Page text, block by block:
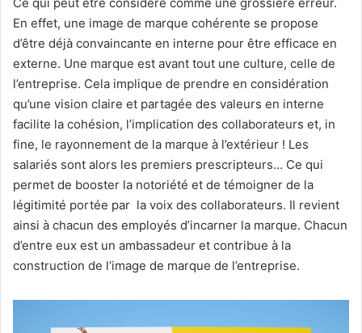
En effet, une image de marque cohérente se propose
d’être déjà convaincante en interne pour être efficace en
externe. Une marque est avant tout une culture, celle de
l’entreprise. Cela implique de prendre en considération
qu’une vision claire et partagée des valeurs en interne
facilite la cohésion, l’implication des collaborateurs et, in
fine, le rayonnement de la marque à l’extérieur ! Les
salariés sont alors les premiers prescripteurs… Ce qui
permet de booster la notoriété et de témoigner de la
légitimité portée par la voix des collaborateurs. Il revient
ainsi à chacun des employés d’incarner la marque. Chacun
d’entre eux est un ambassadeur et contribue à la
construction de l’image de marque de l’entreprise.